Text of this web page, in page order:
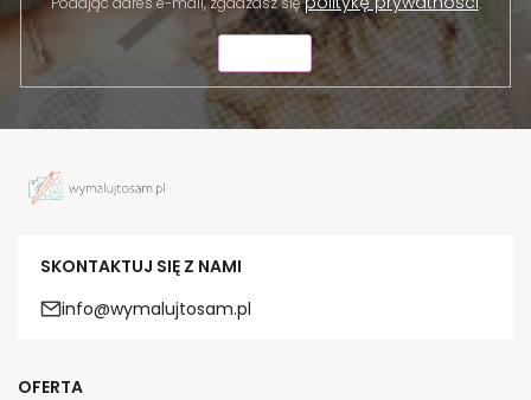
SKONTAKTUJ SIĘ Z NAMI
info@wymalujtosam.pl
OFERTA